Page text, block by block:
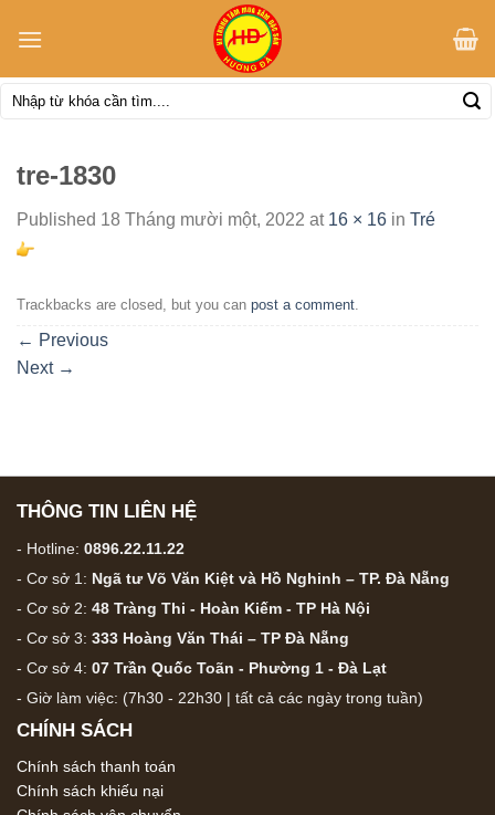
Tìm
kiếm:
tre-1830
Published 18 Tháng mười một, 2022 at 16 × 16 in Tré
Trackbacks are closed, but you can post a comment.
← Previous
Next →
THÔNG TIN LIÊN HỆ
- Hotline: 0896.22.11.22
- Cơ sở 1: Ngã tư Võ Văn Kiệt và Hồ Nghinh – TP. Đà Nẵng
- Cơ sở 2: 48 Tràng Thi - Hoàn Kiếm - TP Hà Nội
- Cơ sở 3: 333 Hoàng Văn Thái – TP Đà Nẵng
- Cơ sở 4: 07 Trần Quốc Toãn - Phường 1 - Đà Lạt
- Giờ làm việc: (7h30 - 22h30 | tất cả các ngày trong tuần)
CHÍNH SÁCH
Chính sách thanh toán
Chính sách khiếu nại